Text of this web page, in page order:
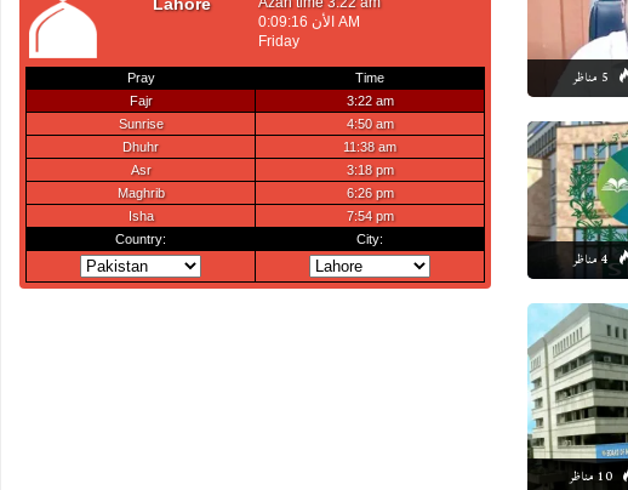
5 مناظر
4 مناظر
10 مناظر